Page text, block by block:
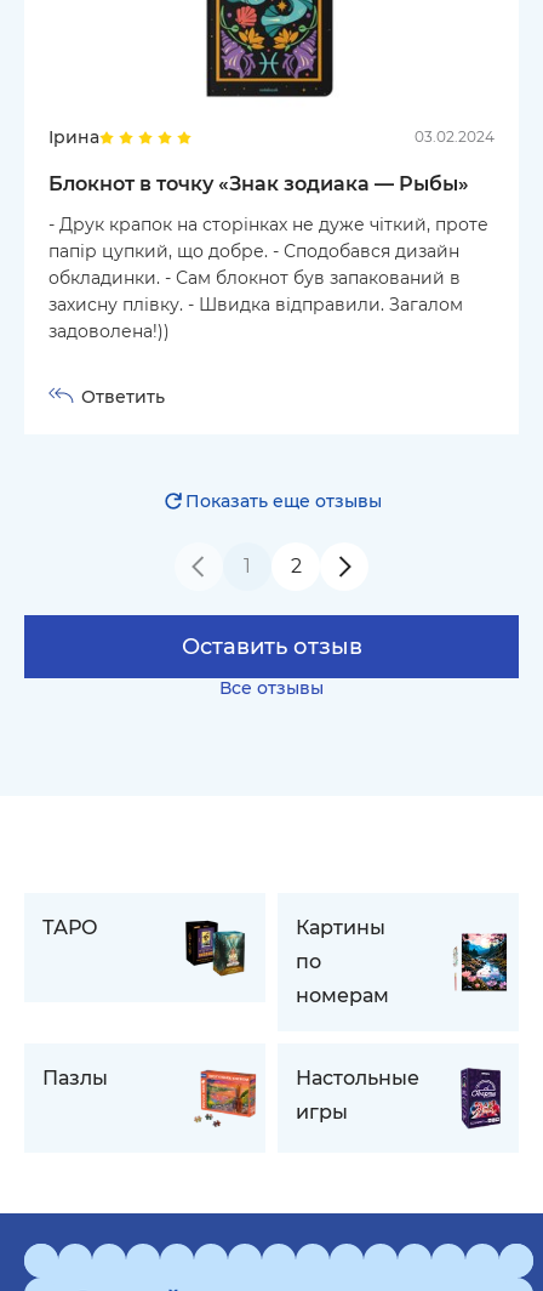
Ірина 03.02.2024
Блокнот в точку «Знак зодиака — Рыбы»
- Друк крапок на сторінках не дуже чіткий, проте
папір цупкий, що добре. - Сподобався дизайн
обкладинки. - Сам блокнот був запакований в
захисну плівку. - Швидка відправили. Загалом
задоволена!))
Ответить
Все отзывы
Оставить отзыв
Показать еще отзывы
1 2
ТАРО
Картины
по
номерам
Пазлы
Настольные
игры